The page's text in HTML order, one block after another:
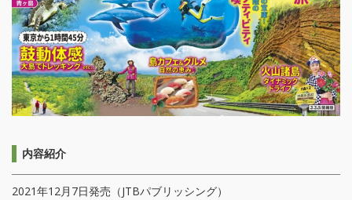
内容紹介
2021年12月7日発売（JTBパブリッシング）